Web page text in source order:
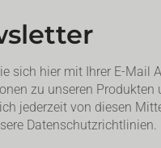
sich hier mit Ihrer E-Mail
zu unseren Produkten
jederzeit von diesen
Datenschutzrichtlinien.